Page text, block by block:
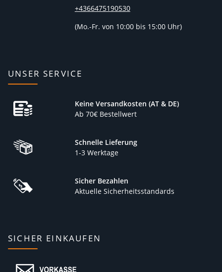
+4366475190530
(Mo.-Fr. von 10:00 bis 15:00 Uhr)
UNSER SERVICE
Keine Versandkosten (AT & DE)
Ab 70€ Bestellwert
Schnelle Lieferung
1-3 Werktage
Sicher Bezahlen
Aktuelle Sicherheitsstandards
SICHER EINKAUFEN